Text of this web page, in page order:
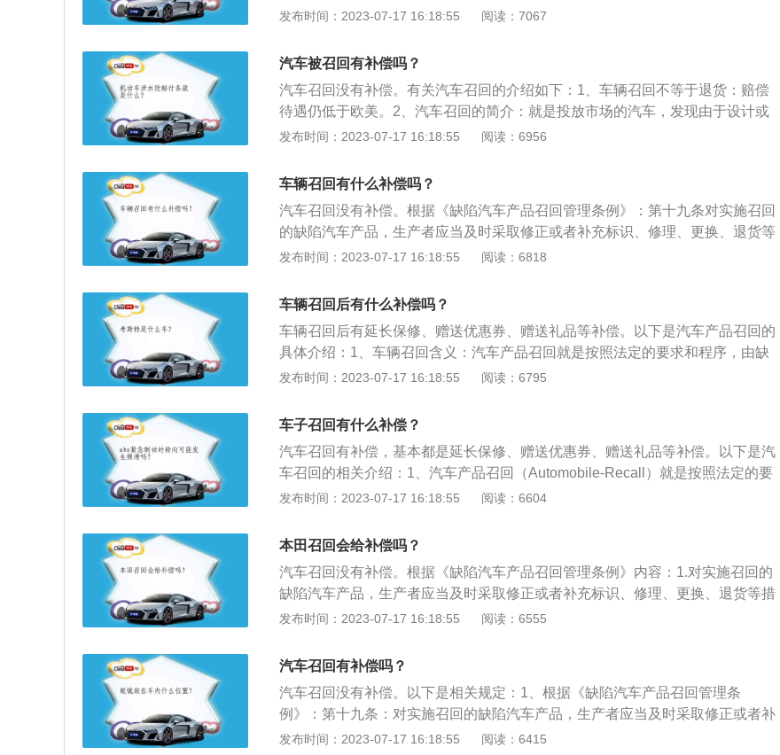
车产品召回（Automobile-Recall），就是按照法定的要求和程序，由缺陷汽车产
销售商、修理商、车主等有关方关于缺陷的具体情况以及消除缺陷的方法。并由
制造商组织销售商、修理商等通过修理、更换、退货等具体措施消除其汽车产品
缺陷。
发布时间：2023-07-17 16:18:55 阅读：7067
汽车被召回有补偿吗？
汽车召回没有补偿。有关汽车召回的介绍如下：1、车辆召回不等于退货：赔偿
待遇仍低于欧美。2、汽车召回的简介：就是投放市场的汽车，发现由于设计或
制造方面的原因存在缺陷，不符合有关的法规、标准，有可能导致安全及环保问
措施等，提出召回申请，经批准后对在用车辆进行改造，以消除事故隐患。3、
没有法律规定召回需要赔偿：《缺陷汽车产品召回管理条例》中没有规定在召回
时需进行补偿，从国内外的召回案例来看，大多数召回没有补偿，政府也不强制
补偿。如果因为车辆缺陷实际造成的人身伤害或财产损失，消费者可以依据侵权
责任法、合同法等法律法规要求补偿。
发布时间：2023-07-17 16:18:55 阅读：6956
车辆召回有什么补偿吗？
汽车召回没有补偿。根据《缺陷汽车产品召回管理条例》：第十九条对实施召回
的缺陷汽车产品，生产者应当及时采取修正或者补充标识、修理、更换、退货等
措施消除缺陷。生产者应当承担消除缺陷的费用和必要的运送缺陷汽车产品的费
Recall），就是按照法定的要求和程序，由缺陷汽车产品制造商进行的消除其产
品缺陷的过程。包括制造商以有效方式通知销售商、修理商、车主等有关方关于
缺陷的具体情况以及消除缺陷的方法等事项，并由制造商组织销售商、修理商等
通过修理、更换、退货等具体措施消除其汽车产品缺陷。2、实施国家：实行汽
车产品召回的国家有美国、日本、欧洲各国、加拿大、韩国、中国等。
发布时间：2023-07-17 16:18:55 阅读：6818
车辆召回后有什么补偿吗？
车辆召回后有延长保修、赠送优惠券、赠送礼品等补偿。以下是汽车产品召回的
具体介绍：1、车辆召回含义：汽车产品召回就是按照法定的要求和程序，由缺
陷汽车产品制造商进行的消除其产品缺陷的过程。包括制造商以有效方式通知销
并由制造商组织销售商、修理商等通过修理、更换、退货等具体措施消除其汽车
产品缺陷。2、召回车辆特点：适用于召回制度的产品应该具有以下特点：一大
规模生产并应用广泛：二如果该产品造成缺陷，其应该具有相当的危险性。
发布时间：2023-07-17 16:18:55 阅读：6795
车子召回有什么补偿？
汽车召回有补偿，基本都是延长保修、赠送优惠券、赠送礼品等补偿。以下是汽
车召回的相关介绍：1、汽车产品召回（Automobile-Recall）就是按照法定的要
求和程序，由缺陷汽车产品制造商进行的消除其产品缺陷的过程。2、制造商以
的方法等事项，并由制造商组织销售商、修理商等通过修理、更换、退货等具体
措施消除其汽车产品缺陷。3、适用于召回制度的产品具有的特点：大规模生产
并应用广泛；产品造成缺陷；具有相当的危险性。
发布时间：2023-07-17 16:18:55 阅读：6604
本田召回会给补偿吗？
汽车召回没有补偿。根据《缺陷汽车产品召回管理条例》内容：1.对实施召回的
缺陷汽车产品，生产者应当及时采取修正或者补充标识、修理、更换、退货等措
施消除缺陷。2.生产者应当承担消除缺陷的费用和必要的运送缺陷汽车产品的费
换制动液，以消除安全隐患。2.车辆免费更换发动机机油和机油滤清器，并添加
发动机燃油清洁剂。
发布时间：2023-07-17 16:18:55 阅读：6555
汽车召回有补偿吗？
汽车召回没有补偿。以下是相关规定：1、根据《缺陷汽车产品召回管理条
例》：第十九条：对实施召回的缺陷汽车产品，生产者应当及时采取修正或者补
充标识、修理、更换、退货等措施消除缺陷。生产者应当承担消除缺陷的费用和
发布时间：2023-07-17 16:18:55 阅读：6415